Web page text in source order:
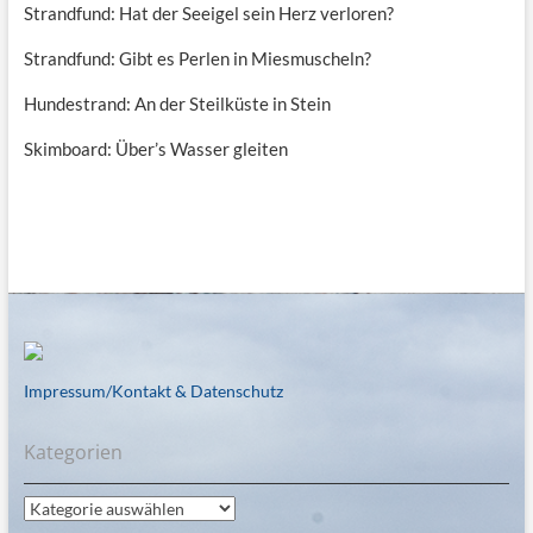
Strandfund: Hat der Seeigel sein Herz verloren?
Strandfund: Gibt es Perlen in Miesmuscheln?
Hundestrand: An der Steilküste in Stein
Skimboard: Über’s Wasser gleiten
Impressum/Kontakt & Datenschutz
Kategorien
Kategorien